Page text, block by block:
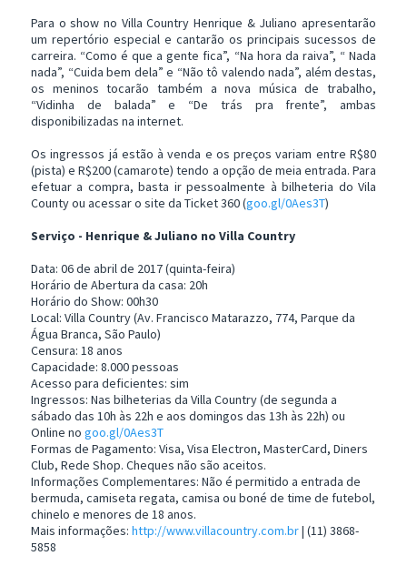
Para o show no Villa Country Henrique & Juliano apresentarão
um repertório especial e cantarão os principais sucessos de
carreira. “Como é que a gente fica”, “Na hora da raiva”, “ Nada
nada”, “Cuida bem dela” e “Não tô valendo nada”, além destas,
os meninos tocarão também a nova música de trabalho,
“Vidinha de balada” e “De trás pra frente”, ambas
disponibilizadas na internet.
Os ingressos já estão à venda e os preços variam entre R$80
(pista) e R$200 (camarote) tendo a opção de meia entrada. Para
efetuar a compra, basta ir pessoalmente à bilheteria do Vila
County ou acessar o site da Ticket 360 (goo.gl/0Aes3T)
Serviço - Henrique & Juliano no Villa Country
Data: 06 de abril de 2017 (quinta-feira)
Horário de Abertura da casa: 20h
Horário do Show: 00h30
Local: Villa Country (Av. Francisco Matarazzo, 774, Parque da
Água Branca, São Paulo)
Censura: 18 anos
Capacidade: 8.000 pessoas
Acesso para deficientes: sim
Ingressos: Nas bilheterias da Villa Country (de segunda a
sábado das 10h às 22h e aos domingos das 13h às 22h) ou
Online no goo.gl/0Aes3T
Formas de Pagamento: Visa, Visa Electron, MasterCard, Diners
Club, Rede Shop. Cheques não são aceitos.
Informações Complementares: Não é permitido a entrada de
bermuda, camiseta regata, camisa ou boné de time de futebol,
chinelo e menores de 18 anos.
Mais informações: http://www.villacountry.com.br| (11) 3868-
5858